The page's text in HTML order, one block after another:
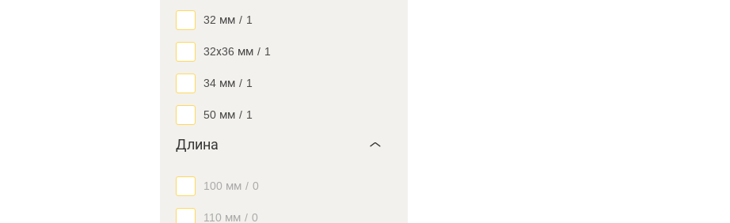
32 мм / 1
32х36 мм / 1
34 мм / 1
50 мм / 1
Длина
100 мм / 0
110 мм / 0